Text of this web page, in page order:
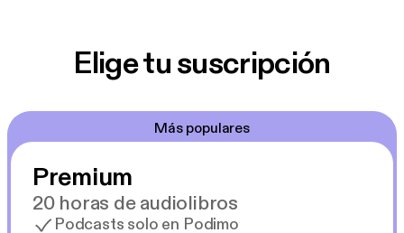
Elige tu suscripción
Más populares
Premium
20 horas de audiolibros
Podcasts solo en Podimo